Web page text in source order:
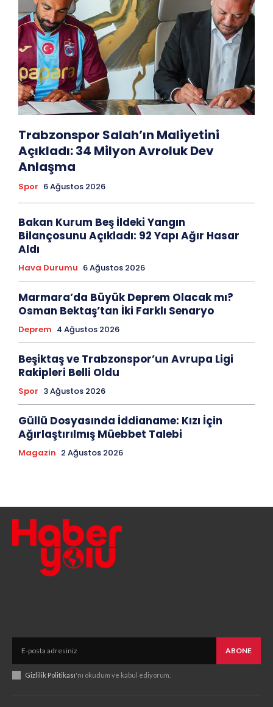
Trabzonspor Salah’ın Maliyetini
Açıkladı: 34 Milyon Avroluk Dev
Anlaşma
Spor 6 Ağustos 2026
Bakan Kurum Beş İldeki Yangın
Bilançosunu Açıkladı: 92 Yapı Ağır Hasar
Aldı
Hava Durumu 6 Ağustos 2026
Marmara’da Büyük Deprem Olacak mı?
Osman Bektaş’tan İki Farklı Senaryo
Deprem 4 Ağustos 2026
Beşiktaş ve Trabzonspor’un Avrupa Ligi
Rakipleri Belli Oldu
Spor 3 Ağustos 2026
Güllü Dosyasında İddianame: Kızı İçin
Ağırlaştırılmış Müebbet Talebi
Magazin 2 Ağustos 2026
ABONE
Gizlilik Politikası'nı okudum ve kabul ediyorum.